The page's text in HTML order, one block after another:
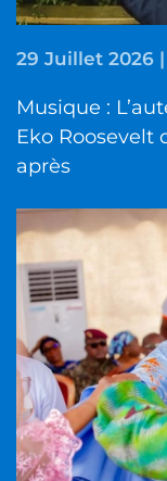
29 Juillet 2026 |
Musique :
Eko Roosevelt
après